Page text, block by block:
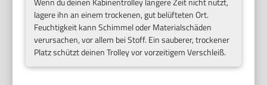
lagere ihn an einem trockenen, gut belüfteten Ort.
Feuchtigkeit kann Schimmel oder Materialschäden
verursachen, vor allem bei Stoff. Ein sauberer, trockener
Platz schützt deinen Trolley vor vorzeitigem Verschleiß.